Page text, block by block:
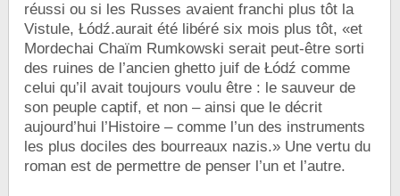
réussi ou si les Russes avaient franchi plus tôt la
Vistule, Łódź.aurait été libéré six mois plus tôt, «et
Mordechai Chaïm Rumkowski serait peut-être sorti
des ruines de l’ancien ghetto juif de Łódź comme
celui qu’il avait toujours voulu être : le sauveur de
son peuple captif, et non – ainsi que le décrit
aujourd’hui l’Histoire – comme l’un des instruments
les plus dociles des bourreaux nazis.» Une vertu du
roman est de permettre de penser l’un et l’autre.